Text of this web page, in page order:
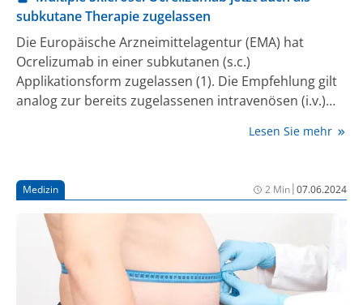
subkutane Therapie zugelassen
Die Europäische Arzneimittelagentur (EMA) hat
Ocrelizumab in einer subkutanen (s.c.)
Applikationsform zugelassen (1). Die Empfehlung gilt
analog zur bereits zugelassenen intravenösen (i.v.)
schubförmiger Multipler Sklerose (RMS) und früher
Zulassung basiert auf den Ergebnissen der Phase-Ib-
Dosisfindungsstudie OCARINA I und der Phase-III-
Nicht-Unterlegenheitsstudie OCARINA II (2, 3). In
OCARINA II erwies sich die s.c.-Formulierung über
einen Zeitraum von 24 Wochen gegenüber der i.v.-
Applikation als nicht unterlegen, gemessen anhand
der Serum-Wirkstoffspiegel im Blut (3).
Lesen Sie mehr
Medizin 2 Min|07.06.2024